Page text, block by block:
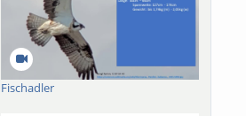
Fischadler